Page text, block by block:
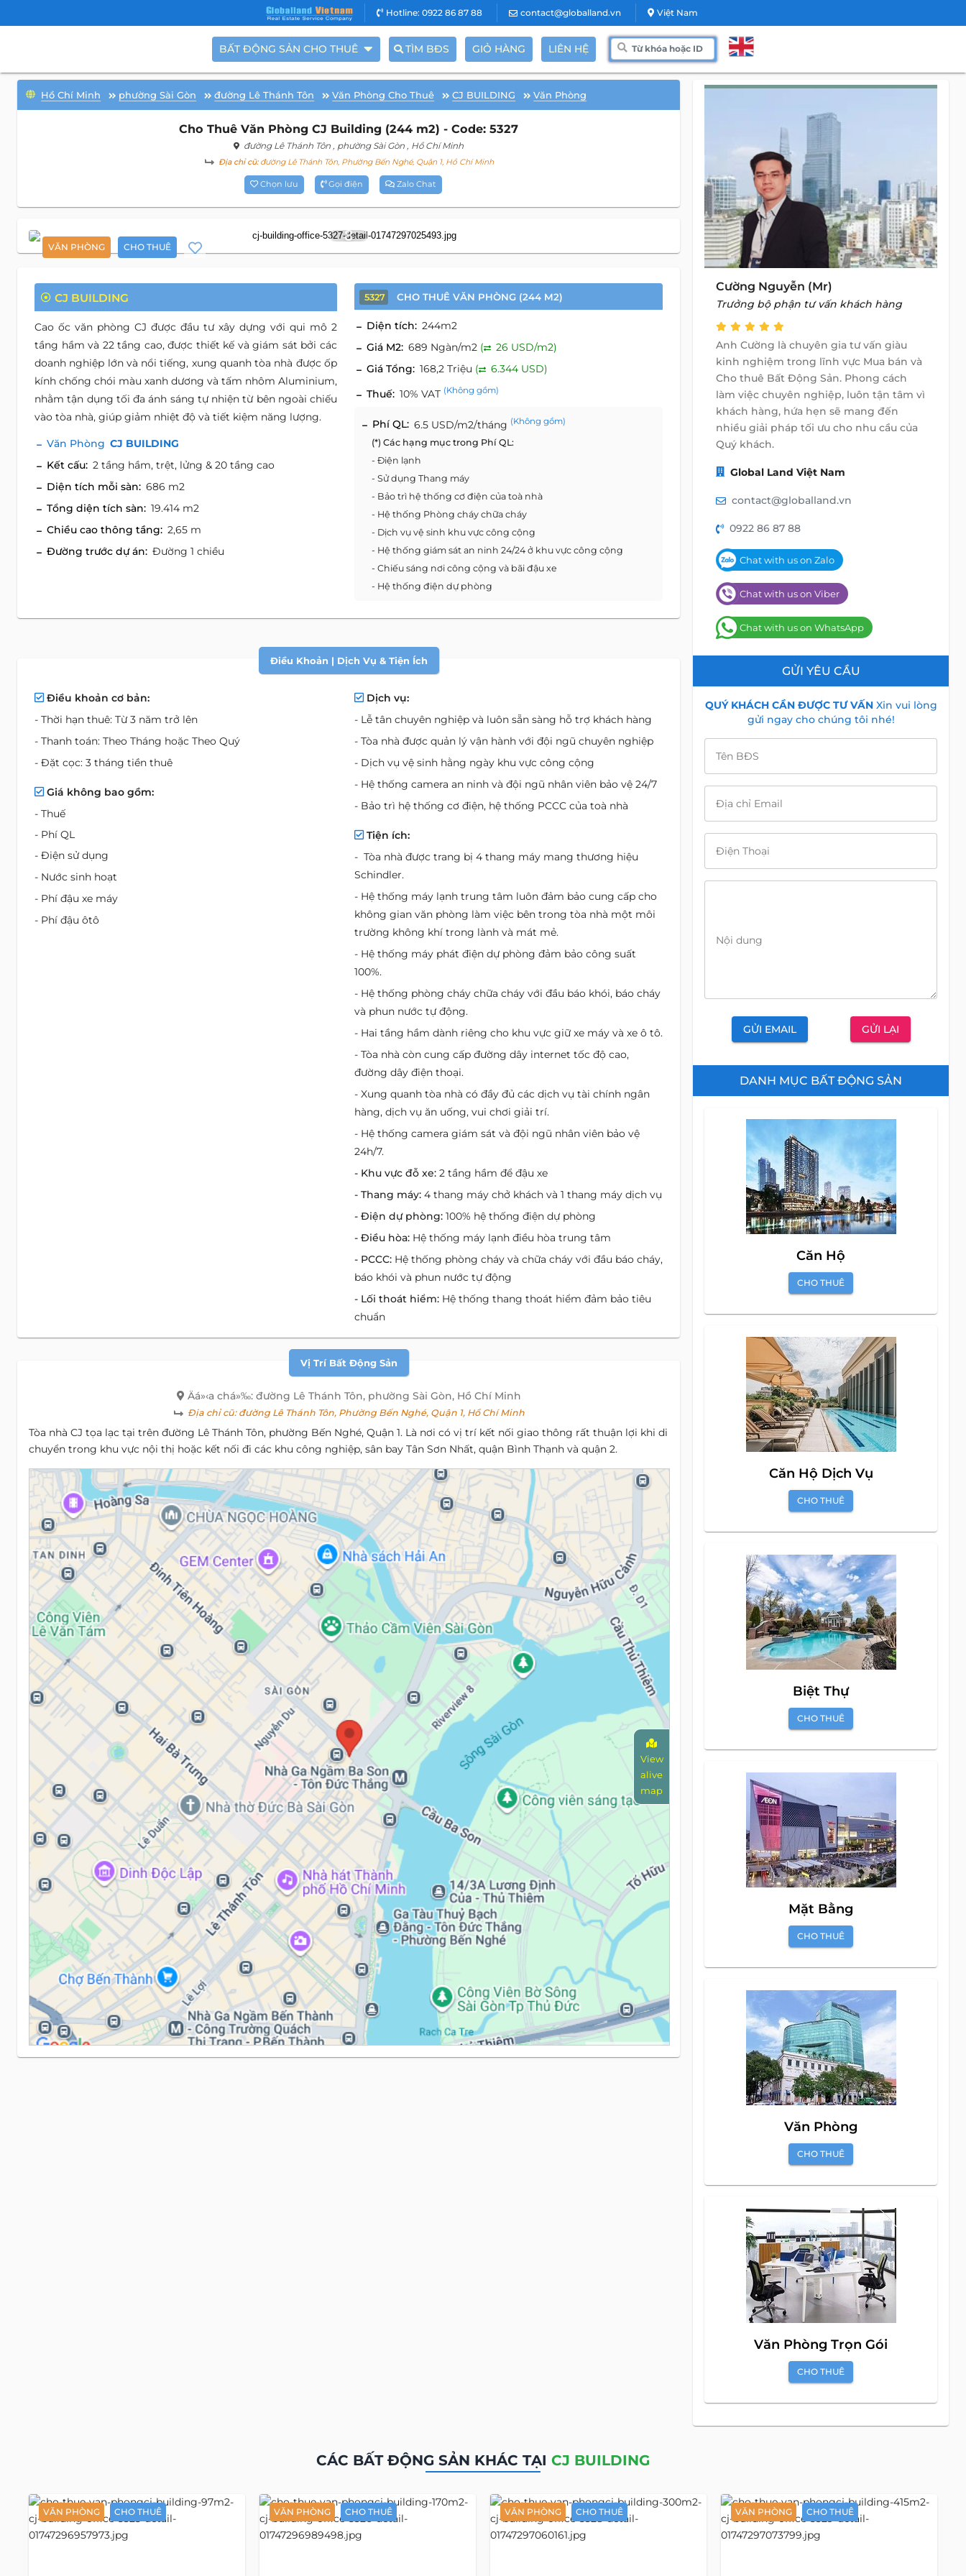
Hotline: 0922 86 87 88 contact@globalland.vn Việt Nam
BẤT ĐỘNG SẢN CHO THUÊ TÌM BĐS GIỎ HÀNG LIÊN HỆ
Hồ Chí Minh phường Sài Gòn đường Lê Thánh Tôn Văn Phòng Cho Thuê CJ BUILDING Văn Phòng
Cho Thuê Văn Phòng CJ Building (244 m2) - Code: 5327
đường Lê Thánh Tôn , phường Sài Gòn , Hồ Chí Minh
Địa chỉ cũ:đường Lê Thánh Tôn, Phường Bến Nghé, Quận 1, Hồ Chí Minh
Chọn lưu Gọi điện Zalo Chat
VĂN PHÒNG CHO THUÊ
8
CJ BUILDING
Cao ốc văn phòng CJ được đầu tư xây dựng với qui mô 2
tầng hầm và 22 tầng cao, được thiết kế và giám sát bởi các
doanh nghiệp lớn và nổi tiếng, xung quanh tòa nhà được ốp
kính chống chói màu xanh dương và tấm nhôm Aluminium,
nhằm tận dụng tối đa ánh sáng tự nhiện từ bên ngoài chiếu
vào tòa nhà, giúp giảm nhiệt độ và tiết kiệm năng lượng.
Văn Phòng CJ BUILDING
Kết cấu: 2 tầng hầm, trệt, lửng & 20 tầng cao
Diện tích mỗi sàn: 686 m2
Tổng diện tích sàn: 19.414 m2
Chiều cao thông tầng: 2,65 m
Đường trước dự án: Đường 1 chiều
5327 CHO THUÊ VĂN PHÒNG (244 M2)
Diện tích: 244m2
Giá M2: 689 Ngàn/m2 (
26 USD/m2)
Giá Tổng: 168,2 Triệu (
6.344 USD)
Thuế: 10% VAT (Không gồm)
Phí QL: 6.5 USD/m2/tháng (Không gồm)
(*) Các hạng mục trong Phí QL:
- Điện lạnh
- Sử dụng Thang máy
- Bảo trì hệ thống cơ điện của toà nhà
- Hệ thống Phòng cháy chữa cháy
- Dịch vụ vệ sinh khu vực công cộng
- Hệ thống giám sát an ninh 24/24 ở khu vực công cộng
- Chiếu sáng nơi công cộng và bãi đậu xe
- Hệ thống điện dự phòng
Điều Khoản | Dịch Vụ & Tiện Ích
Điều khoản cơ bản:
- Thời hạn thuê: Từ 3 năm trở lên
- Thanh toán: Theo Tháng hoặc Theo Quý
- Đặt cọc: 3 tháng tiền thuê
Giá không bao gồm:
- Thuế
- Phí QL
- Điện sử dụng
- Nước sinh hoạt
- Phí đậu xe máy
- Phí đậu ôtô
Dịch vụ:
- Lễ tân chuyên nghiệp và luôn sẵn sàng hỗ trợ khách hàng
- Tòa nhà được quản lý vận hành với đội ngũ chuyên nghiệp
- Dịch vụ vệ sinh hằng ngày khu vực công cộng
- Hệ thống camera an ninh và đội ngũ nhân viên bảo vệ 24/7
- Bảo trì hệ thống cơ điện, hệ thống PCCC của toà nhà
Tiện ích:
- Tòa nhà được trang bị 4 thang máy mang thương hiệu
Schindler.
- Hệ thống máy lạnh trung tâm luôn đảm bảo cung cấp cho
không gian văn phòng làm việc bên trong tòa nhà một môi
trường không khí trong lành và mát mẻ.
- Hệ thống máy phát điện dự phòng đảm bảo công suất
100%.
- Hệ thống phòng cháy chữa cháy với đầu báo khói, báo cháy
và phun nước tự động.
- Hai tầng hầm dành riêng cho khu vực giữ xe máy và xe ô tô.
- Tòa nhà còn cung cấp đường dây internet tốc độ cao,
đường dây điện thoại.
- Xung quanh tòa nhà có đầy đủ các dịch vụ tài chính ngân
hàng, dịch vụ ăn uống, vui chơi giải trí.
- Hệ thống camera giám sát và đội ngũ nhân viên bảo vệ
24h/7.
- Khu vực đỗ xe: 2 tầng hầm để đậu xe
- Thang máy: 4 thang máy chở khách và 1 thang máy dịch vụ
- Điện dự phòng: 100% hệ thống điện dự phòng
- Điều hòa: Hệ thống máy lạnh điều hòa trung tâm
- PCCC: Hệ thống phòng cháy và chữa cháy với đầu báo cháy,
báo khói và phun nước tự động
- Lối thoát hiểm: Hệ thống thang thoát hiểm đảm bảo tiêu
chuẩn
Vị Trí Bất Động Sản
Äá»‹a chá»‰: đường Lê Thánh Tôn, phường Sài Gòn, Hồ Chí Minh
Địa chỉ cũ:đường Lê Thánh Tôn, Phường Bến Nghé, Quận 1, Hồ Chí Minh
Tòa nhà CJ tọa lạc tại trên đường Lê Thánh Tôn, phường Bến Nghé, Quận 1. Là nơi có vị trí kết nối giao thông rất thuận lợi khi di
chuyển trong khu vực nội thị hoặc kết nối đi các khu công nghiệp, sân bay Tân Sơn Nhất, quận Bình Thạnh và quận 2.
View
alive
map
Cường Nguyễn (Mr)
Trưởng bộ phận tư vấn khách hàng
Anh Cường là chuyên gia tư vấn giàu
kinh nghiệm trong lĩnh vực Mua bán và
Cho thuê Bất Động Sản. Phong cách
làm việc chuyên nghiệp, luôn tận tâm vì
khách hàng, hứa hẹn sẽ mang đến
nhiều giải pháp tối ưu cho nhu cầu của
Quý khách.
Global Land Việt Nam
contact@globalland.vn
0922 86 87 88
Chat with us on Zalo
Chat with us on Viber
Chat with us on WhatsApp
GỬI YÊU CẦU
QUÝ KHÁCH CẦN ĐƯỢC TƯ VẤNXin vui lòng
gửi ngay cho chúng tôi nhé!
Tên BĐS
Địa chỉ Email
Điện Thoại
Nội dung
GỬI EMAIL GỬI LẠI
DANH MỤC BẤT ĐỘNG SẢN
Căn Hộ
CHO THUÊ
Căn Hộ Dịch Vụ
CHO THUÊ
Biệt Thự
CHO THUÊ
Mặt Bằng
CHO THUÊ
Văn Phòng
CHO THUÊ
Văn Phòng Trọn Gói
CHO THUÊ
CÁC BẤT ĐỘNG SẢN KHÁC TẠI CJ BUILDING
VĂN PHÒNG CHO THUÊ VĂN PHÒNG CHO THUÊ VĂN PHÒNG CHO THUÊ VĂN PHÒNG CHO THUÊ